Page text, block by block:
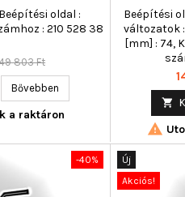
oldal :
: 210 528 38
803 Ft
Bővebben
a raktáron
Beépítési
változatok :
[mm] : 74,


-40%
Új
Akciós!